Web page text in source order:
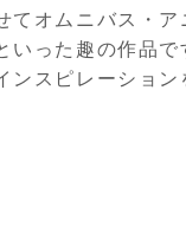
てオムニバス・
いった趣の作品
ンスピレーショ